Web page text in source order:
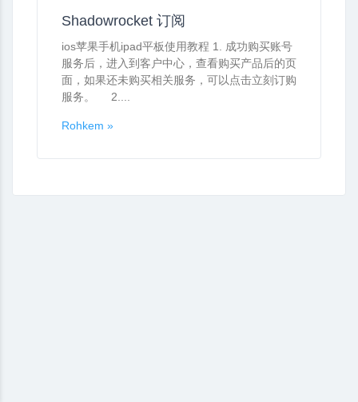
Shadowrocket 订阅
ios苹果手机ipad平板使用教程 1. 成功购买账号
服务后，进入到客户中心，查看购买产品后的页
面，如果还未购买相关服务，可以点击立刻订购
服务。 2....
Rohkem »